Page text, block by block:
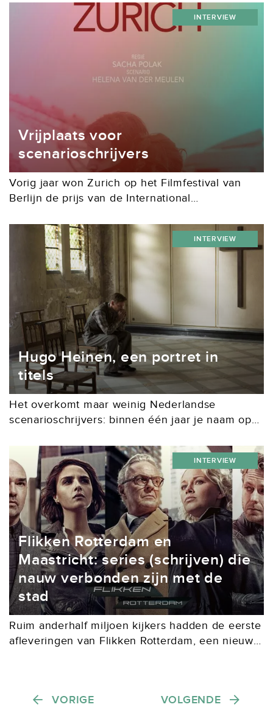
Nederland definitief aan de vergetelheid. Pieter
Kuijpers nam zich al...
Vrijplaats voor
scenarioschrijvers
Vorig jaar won Zurich op het Filmfestival van
Berlijn de prijs van de International
verschijnt Verdwijnen in de bioscoop. Wat
hebben deze twee...
INTERVIEW
Hugo Heinen, een portret in
titels
Het overkomt maar weinig Nederlandse
scenarioschrijvers: binnen één jaar je naam op
Hugo Heinen (1944) schreef het scenario voor
zowel Knielen op een bed...
INTERVIEW
Flikken Rotterdam en
Maastricht: series (schrijven) die
nauw verbonden zijn met de
stad
Ruim anderhalf miljoen kijkers hadden de eerste
afleveringen van Flikken Rotterdam, een nieuwe
INTERVIEW
Berichten paginering
VORIGE VOLGENDE